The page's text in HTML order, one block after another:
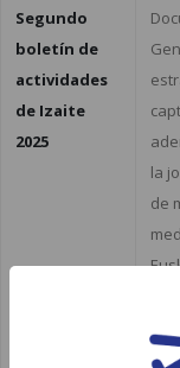
Segundo
boletín de
actividades
de Izaite
2025
la
de